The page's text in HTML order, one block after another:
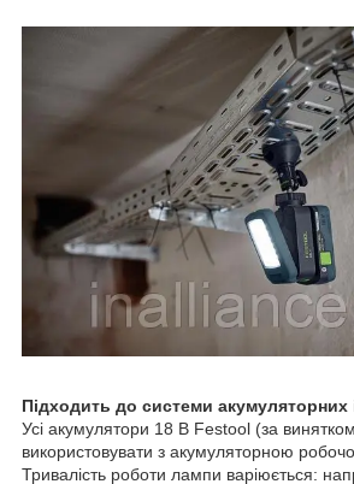
Підходить до системи акумуляторних
Усі акумулятори 18 В Festool (за
використовувати з акумуляторною
Тривалість роботи лампи варіюється: